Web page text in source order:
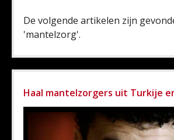
De volgende artikelen zijn
'mantelzorg'.
Haal mantelzorgers uit Turkije